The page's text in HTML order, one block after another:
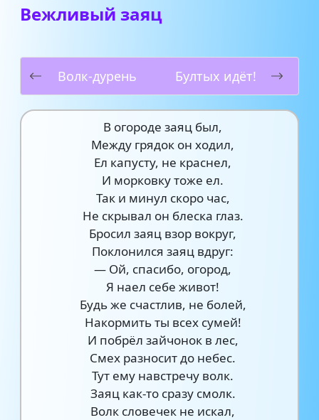
Вежливый заяц
Волк-дурень Бултых идёт!
В огороде заяц был,
Между грядок он ходил,
Ел капусту, не краснел,
И морковку тоже ел.
Так и минул скоро час,
Не скрывал он блеска глаз.
Бросил заяц взор вокруг,
Поклонился заяц вдруг:
— Ой, спасибо, огород,
Я наел себе живот!
Будь же счастлив, не болей,
Накормить ты всех сумей!
И побрёл зайчонок в лес,
Смех разносит до небес.
Тут ему навстречу волк.
Заяц как-то сразу смолк.
Волк словечек не искал,